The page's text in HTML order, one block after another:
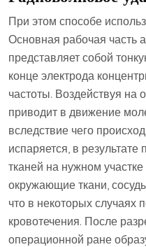
При этом способе
Основная рабочая часть
представляет собой
конце электрода
частоты. Воздействуя на
приводит в движение
вследствие чего
испаряется, в
тканей на нужном
окружающие ткани,
что в некоторых случаях
кровотечения. После
операционной ране